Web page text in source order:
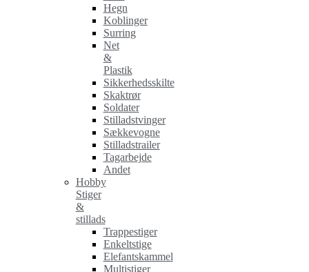
Hegn
Koblinger
Surring
Net
&
Plastik
Sikkerhedsskilte
Skaktrør
Soldater
Stilladstvinger
Sækkevogne
Stilladstrailer
Tagarbejde
Andet
Hobby
Stiger
&
stillads
Trappestiger
Enkeltstige
Elefantskammel
Multistiger